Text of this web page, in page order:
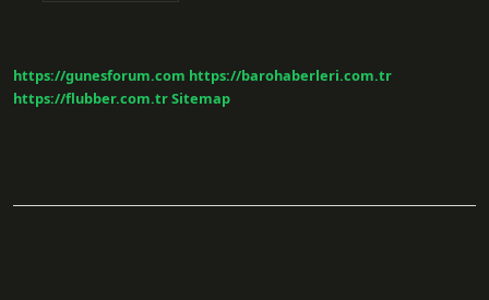
https://gunesforum.com https://barohaberleri.com.tr
https://flubber.com.trSitemap